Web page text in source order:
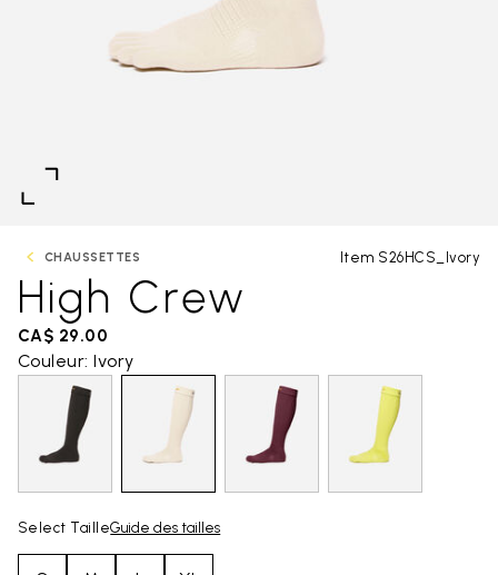
CHAUSSETTES Item S26HCS_Ivory
High Crew
CA$ 29.00
Couleur: Ivory
Select TailleGuide des tailles